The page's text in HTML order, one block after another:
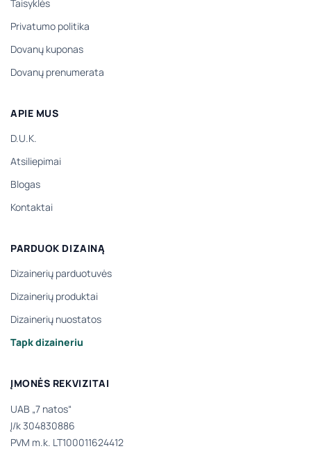
Taisyklės
Privatumo politika
Dovanų kuponas
Dovanų prenumerata
APIE MUS
D.U.K.
Atsiliepimai
Blogas
Kontaktai
PARDUOK DIZAINĄ
Dizainerių parduotuvės
Dizainerių produktai
Dizainerių nuostatos
Tapk dizaineriu
ĮMONĖS REKVIZITAI
UAB „7 natos“
Į/k 304830886
PVM m.k. LT100011624412